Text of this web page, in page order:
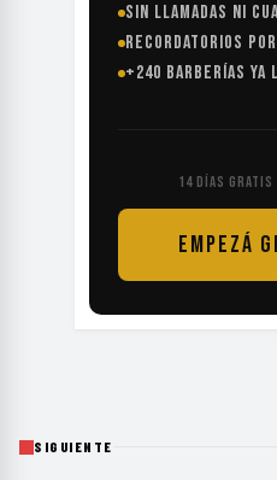
SIN LLAMADAS NI
RECORDATORIOS
+240 BARBERÍAS YA
14 DÍAS GRATIS
EMPEZÁ
SIGUIENTE